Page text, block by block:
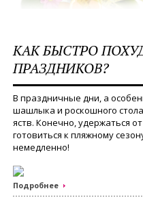
КАК БЫСТРО
ПРАЗДНИКОВ?
В праздничные дни, а
шашлыка и роскошного
яств. Конечно, удержаться
готовиться к пляжному
немедленно!
Подробнее